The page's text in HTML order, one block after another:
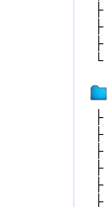
├
├
├
└
├
├
├
├
├
├